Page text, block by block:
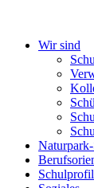
Wir sind
Schulprofil